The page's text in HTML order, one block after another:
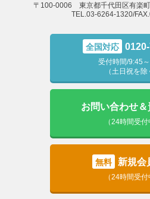
〒100-0006 東京都千代田区有楽
TEL.03-6264-1320/
全国対応
受付時間/9:45
（土日祝を除
お問い合わせ
（24時間受付
無料 新規会
（24時間受付